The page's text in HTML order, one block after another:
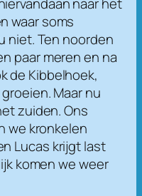
waar soms
niet. Ten noorden
paar meren en na
de Kibbelhoek,
Maar nu
zuiden. Ons
we kronkelen
Lucas krijgt last
komen we weer